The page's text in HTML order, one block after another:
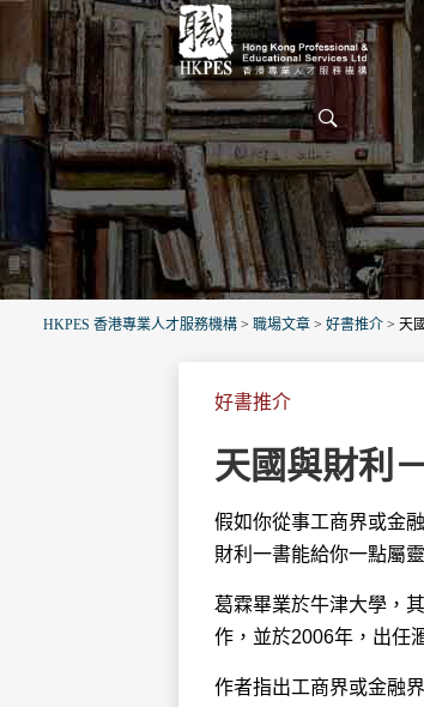
HKPES 香港專業人才服務機構 > 職場文章 > 好書推介 > 天
好書推介
天國與財利
假如你從事工商界或金
財利一書能給你一點屬
葛霖畢業於牛津大學，
作，並於2006年，出任
作者指出工商界或金融